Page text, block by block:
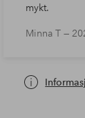
mykt.
Minna T —